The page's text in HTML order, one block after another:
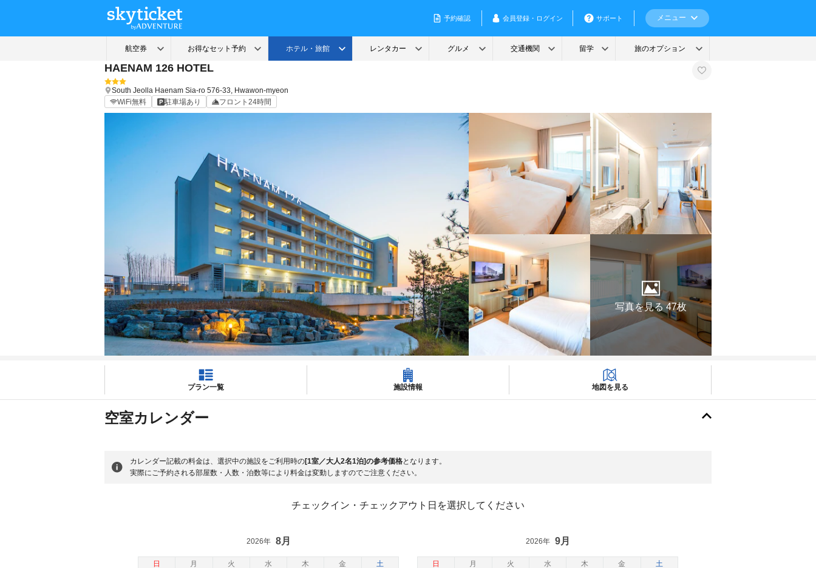
HAENAM 126 HOTEL
South Jeolla Haenam Sia-ro 576-33, Hwawon-myeon
WiFi無料
駐車場あり フロント24時間
写真を見る 47枚
プラン一覧 施設情報 地図を見る
空室カレンダー
カレンダー記載の料金は、選択中の施設をご利用時の[1室／大人2名1泊]の参考価格となります。
実際にご予約される部屋数・人数・泊数等により料金は変動しますのでご注意ください。
チェックイン・チェックアウト日を選択してください
日 月 火 水 木 金 土 日 月 火 水 木 金 土
2026年 8月 2026年 9月